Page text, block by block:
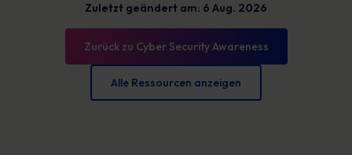
Zuletzt geändert am: 6 Aug. 2026
Zurück zu Cyber Security Awareness
Alle Ressourcen anzeigen